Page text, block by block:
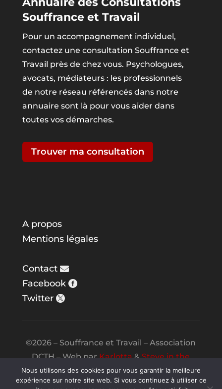
Souffrance et Travail
Pour un accompagnement individuel,
contactez une consultation Souffrance et
Travail près de chez vous. Psychologues,
avocats, médiateurs : les professionnels
de notre réseau référencés dans notre
annuaire sont là pour vous aider dans
toutes vos démarches.
Trouver ma consultation
A propos
Mentions légales
Contact
Facebook
Twitter
©2026 – Souffrance et Travail – Association
DCTH – Web parKarlotta&Steve in the
Night
Nous utilisons des cookies pour vous garantir la meilleure
expérience sur notre site web. Si vous continuez à utiliser ce